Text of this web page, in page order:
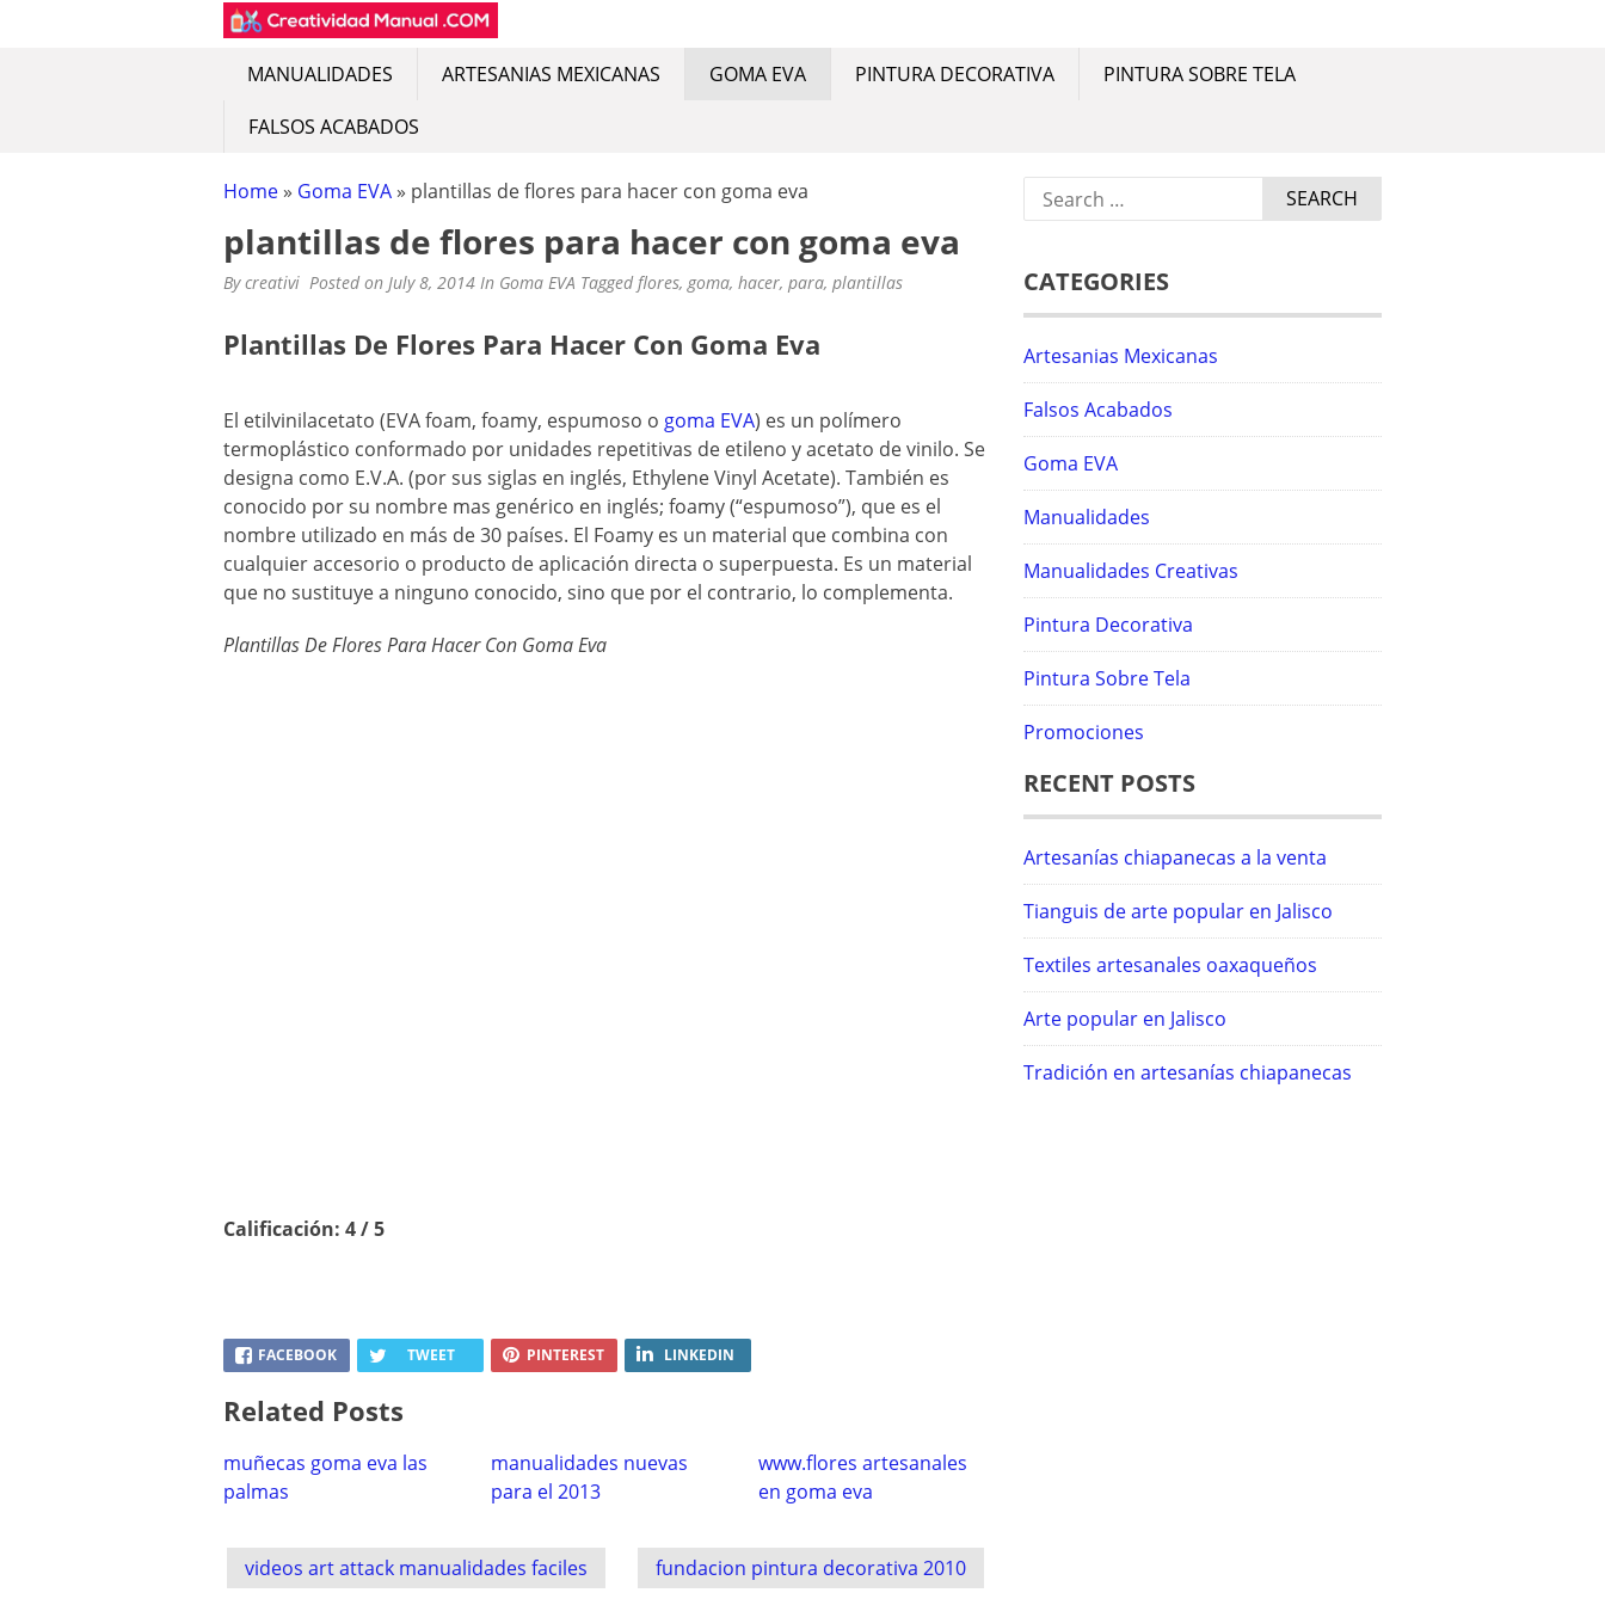
CREATIVIDAD MANUAL
Encuentra recursos sobre artesanias mexicanas, goma eva, manualidades y pintura decorativa.
MANUALIDADES ARTESANIAS MEXICANAS GOMA EVA PINTURA DECORATIVA
PINTURA SOBRE TELA
FALSOS ACABADOS
Home » Goma EVA » plantillas de flores para hacer con goma eva
plantillas de flores para hacer con goma eva
Bycreativi Posted on July 8, 2014 In Goma EVA Taggedflores,goma, hacer, para, plantillas
Plantillas De Flores Para Hacer Con Goma Eva
El etilvinilacetato (EVA foam, foamy, espumoso o goma EVA) es un polímero
termoplástico conformado por unidades repetitivas de etileno y acetato de vinilo. Se
designa como E.V.A. (por sus siglas en inglés, Ethylene Vinyl Acetate). También es
conocido por su nombre mas genérico en inglés; foamy (“espumoso”), que es el
nombre utilizado en más de 30 países. El Foamy es un material que combina con
cualquier accesorio o producto de aplicación directa o superpuesta. Es un material
que no sustituye a ninguno conocido, sino que por el contrario, lo complementa.
Plantillas De Flores Para Hacer Con Goma Eva
Calificación: 4 / 5
FACEBOOK TWEET PINTEREST LINKEDIN
Related Posts
muñecas goma eva las
palmas
manualidades nuevas
para el 2013
www.flores artesanales
en goma eva
Post
navigation
videos art attack manualidades faciles fundacion pintura decorativa 2010
Search
for:
CATEGORIES
Artesanias Mexicanas
Falsos Acabados
Goma EVA
Manualidades
Manualidades Creativas
Pintura Decorativa
Pintura Sobre Tela
Promociones
RECENT POSTS
Artesanías chiapanecas a la venta
Tianguis de arte popular en Jalisco
Textiles artesanales oaxaqueños
Arte popular en Jalisco
Tradición en artesanías chiapanecas